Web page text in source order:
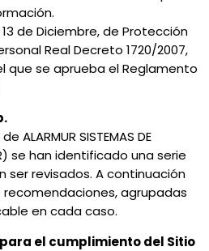
de Diciembre, de Protección
Real Decreto 1720/2007,
que se aprueba el Reglamento
ALARMUR SISTEMAS DE
se han identificado una serie
revisados. A continuación
agrupadas
en cada caso.
el cumplimiento del Sitio